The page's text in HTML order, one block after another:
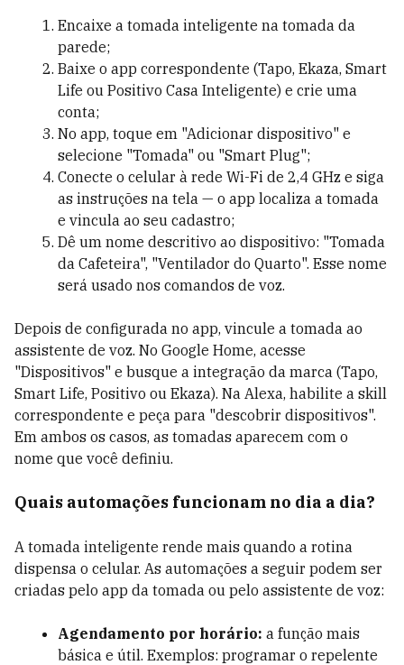
Encaixe a tomada inteligente na tomada da
parede;
Baixe o app correspondente (Tapo, Ekaza, Smart
Life ou Positivo Casa Inteligente) e crie uma
conta;
No app, toque em "Adicionar dispositivo" e
selecione "Tomada" ou "Smart Plug";
Conecte o celular à rede Wi-Fi de 2,4 GHz e siga
as instruções na tela — o app localiza a tomada
e vincula ao seu cadastro;
Dê um nome descritivo ao dispositivo: "Tomada
da Cafeteira", "Ventilador do Quarto". Esse nome
será usado nos comandos de voz.
Depois de configurada no app, vincule a tomada ao
assistente de voz. No Google Home, acesse
"Dispositivos" e busque a integração da marca (Tapo,
Smart Life, Positivo ou Ekaza). Na Alexa, habilite a skill
correspondente e peça para "descobrir dispositivos".
Em ambos os casos, as tomadas aparecem com o
nome que você definiu.
Quais automações funcionam no dia a dia?
A tomada inteligente rende mais quando a rotina
dispensa o celular. As automações a seguir podem ser
criadas pelo app da tomada ou pelo assistente de voz:
Agendamento por horário: a função mais
básica e útil. Exemplos: programar o repelente